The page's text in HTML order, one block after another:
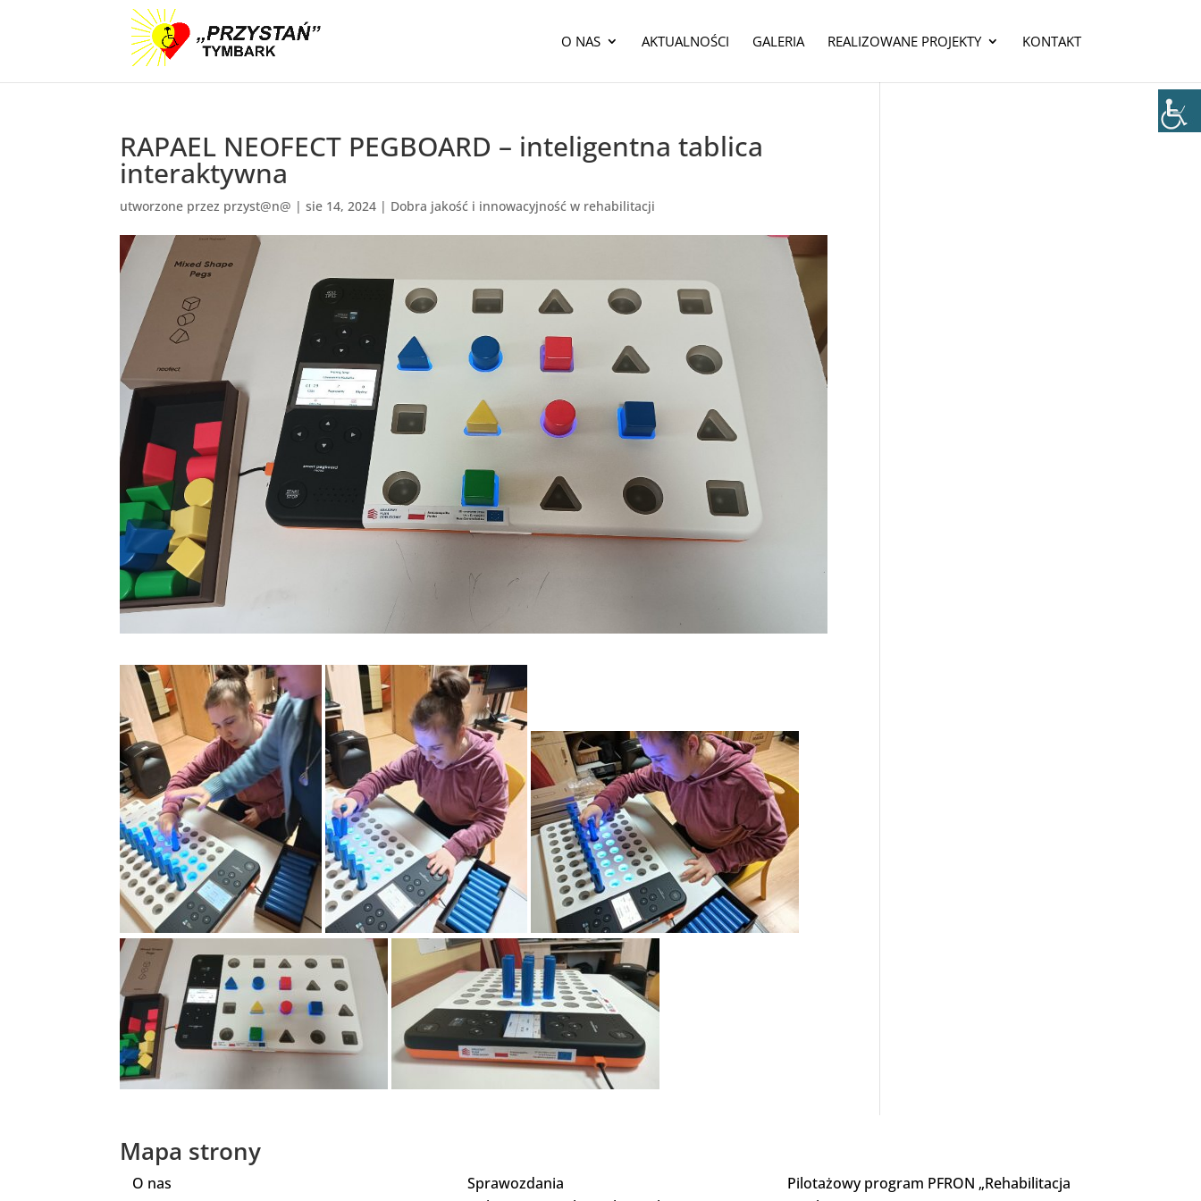
O NAS AKTUALNOŚCI GALERIA REALIZOWANE PROJEKTY KONTAKT
RAPAEL NEOFECT PEGBOARD – inteligentna tablica
interaktywna
utworzone przez przyst@n@ |sie 14, 2024 | Dobra jakość i innowacyjność w rehabilitacji
Mapa strony
O nas
Sprawozdania
Pilotażowy program PFRON „Rehabilitacja